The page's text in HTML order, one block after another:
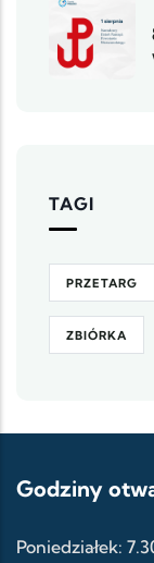
TAGI
PRZETARG
ZBIÓRKA
Godziny
Poniedziałek: